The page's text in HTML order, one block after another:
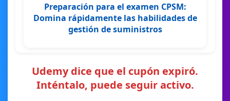
Preparación para el examen CPSM:
Domina rápidamente las habilidades de
gestión de suministros
Udemy dice que el cupón expiró.
Inténtalo, puede seguir activo.